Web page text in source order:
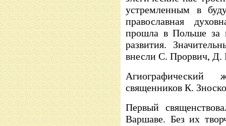
устремленным в
православная
прошла в Польше за
развития.
внесли С. Прорвич,
Агиографический
священников К.
Первый
Варшаве. Без их